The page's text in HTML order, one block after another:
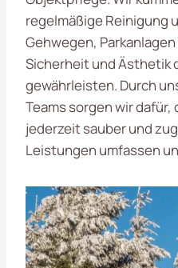
regelmäßige Reinigung
Gehwegen,
Sicherheit und Ästhetik
gewährleisten. Durch
Teams sorgen wir dafür,
jederzeit sauber und
Leistungen umfassen